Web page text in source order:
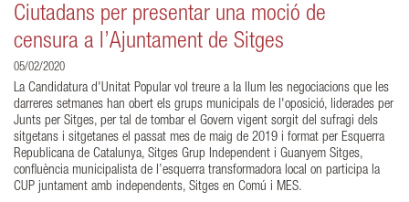
Ciutadans per presentar una moció de
censura a l’Ajuntament de Sitges
05/02/2020
La Candidatura d'Unitat Popular vol treure a la llum les negociacions que les
darreres setmanes han obert els grups municipals de l'oposició, liderades per
Junts per Sitges, per tal de tombar el Govern vigent sorgit del sufragi dels
sitgetans i sitgetanes el passat mes de maig de 2019 i format per Esquerra
Republicana de Catalunya, Sitges Grup Independent i Guanyem Sitges,
confluència municipalista de l’esquerra transformadora local on participa la
CUP juntament amb independents, Sitges en Comú i MES.